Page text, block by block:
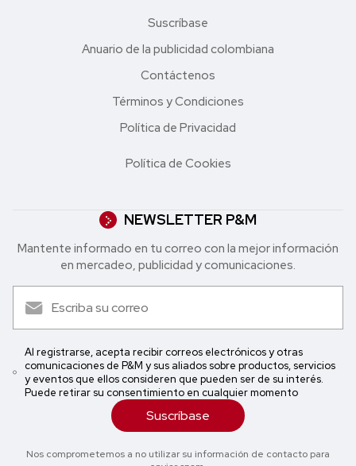
Suscríbase
Anuario de la publicidad colombiana
Contáctenos
Términos y Condiciones
Política de Privacidad
Política de Cookies
NEWSLETTER P&M
Mantente informado en tu correo con la mejor in formación
en mercadeo, publicidad y comunicaciones.
Al registrarse, acepta recibir correos electrónicos y otras
comunicaciones de P&M y sus aliados sobre productos, servicios
y eventos que ellos consideren que pueden ser de su interés.
Puede retirar su consentimiento en cualquier momento
Suscríbase
Nos comprometemos a no utilizar su información de contacto para